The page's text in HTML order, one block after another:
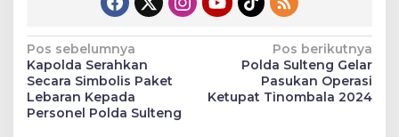
Navigasi
pos
Pos sebelumnya
Kapolda Serahkan
Secara Simbolis Paket
Lebaran Kepada
Personel Polda Sulteng
Pos berikutnya
Polda Sulteng Gelar
Pasukan Operasi
Ketupat Tinombala 2024